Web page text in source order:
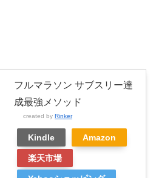
フルマラソン サブスリー達
成最強メソッド
created by Rinker
Kindle Amazon
楽天市場